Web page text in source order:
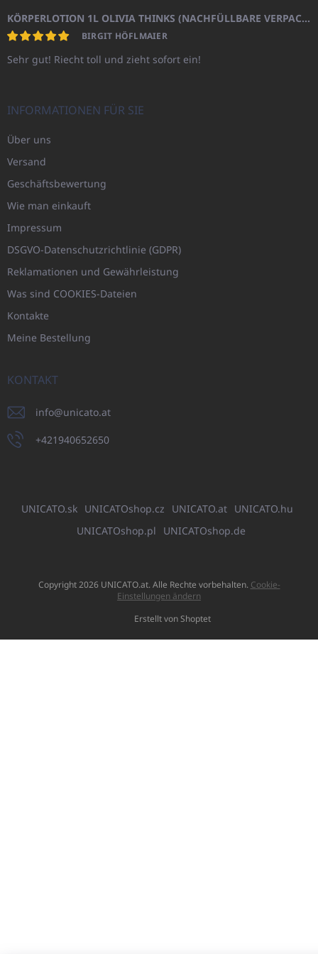
KÖRPERLOTION 1L OLIVIA THINKS (NACHFÜLLBARE VERPACKUNG)
BIRGIT HÖFLMAIER
Sehr gut! Riecht toll und zieht sofort ein!
INFORMATIONEN FÜR SIE
Über uns
Versand
Geschäftsbewertung
Wie man einkauft
Impressum
DSGVO-Datenschutzrichtlinie (GDPR)
Reklamationen und Gewährleistung
Was sind COOKIES-Dateien
Kontakte
Meine Bestellung
KONTAKT
info@unicato.at
+421940652650
UNICATO.sk UNICATOshop.cz UNICATO.at UNICATO.hu
UNICATOshop.pl
UNICATOshop.de
Erstellt von Shoptet
Copyright 2026 UNICATO.at. Alle Rechte vorbehalten. Cookie-
Einstellungen ändern